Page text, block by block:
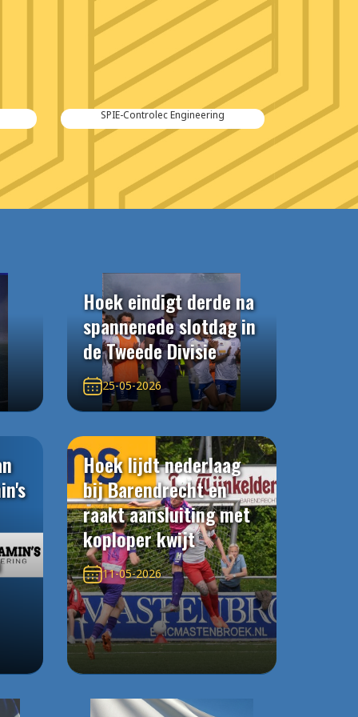
Kraker Trailers
Hoek eindigt derde na
spannenede slotdag in
de Tweede Divisie
25-05-2026
Hoek lijdt nederlaag
bij Barendrecht en
raakt aansluiting met
koploper kwijt
11-05-2026